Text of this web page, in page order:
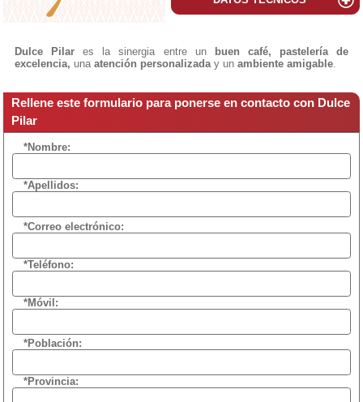
Dulce Pilares la sinergia entre un
buen café, pastelería de
excelencia, unaatención personalizada y un ambiente amigable.
Rellene este formulario para ponerse en contacto con Dulce
Pilar
*Nombre:
*Apellidos:
*Correo electrónico:
*Teléfono:
*Móvil:
*Población:
*Provincia: